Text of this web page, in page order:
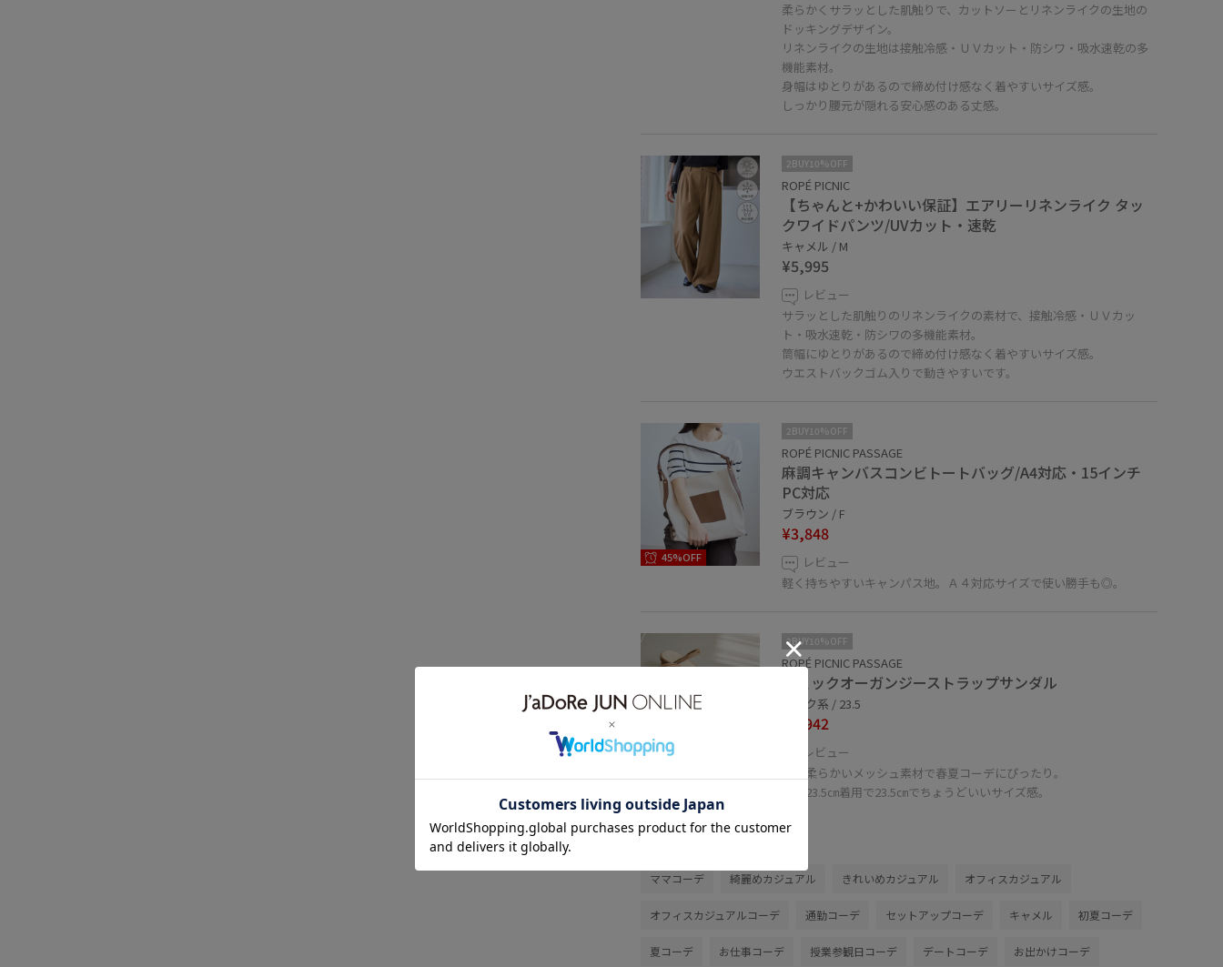
柔らかくサラッとした肌触りで、カットソーとリネンライクの生地の
ドッキングデザイン。
リネンライクの生地は接触冷感・ＵＶカット・防シワ・吸水速乾の多
機能素材。
身幅はゆとりがあるので締め付け感なく着やすいサイズ感。
しっかり腰元が隠れる安心感のある丈感。
2BUY10%OFF
ROPÉ PICNIC
【ちゃんと+かわいい保証】エアリーリネンライク タッ
クワイドパンツ/UVカット・速乾
キャメル / M
¥5,995
レビュー
サラッとした肌触りのリネンライクの素材で、接触冷感・ＵＶカッ
ト・吸水速乾・防シワの多機能素材。
筒幅にゆとりがあるので締め付け感なく着やすいサイズ感。
ウエストバックゴム入りで動きやすいです。
45%OFF
2BUY10%OFF
ROPÉ PICNIC PASSAGE
麻調キャンバスコンビトートバッグ/A4対応・15インチ
PC対応
ブラウン / F
¥3,848
レビュー
軽く持ちやすいキャンパス地。Ａ４対応サイズで使い勝手も◎。
2BUY10%OFF
ROPÉ PICNIC PASSAGE
チェックオーガンジーストラップサンダル
ピンク系 / 23.5
¥4,942
レビュー
軽く柔らかいメッシュ素材で春夏コーデにぴったり。
普段23.5㎝着用で23.5㎝でちょうどいいサイズ感。
関連タグ
ママコーデ 綺麗めカジュアル きれいめカジュアル オフィスカジュアル
オフィスカジュアルコーデ 通勤コーデ セットアップコーデ キャメル 初夏コーデ
夏コーデ お仕事コーデ 授業参観日コーデ デートコーデ お出かけコーデ